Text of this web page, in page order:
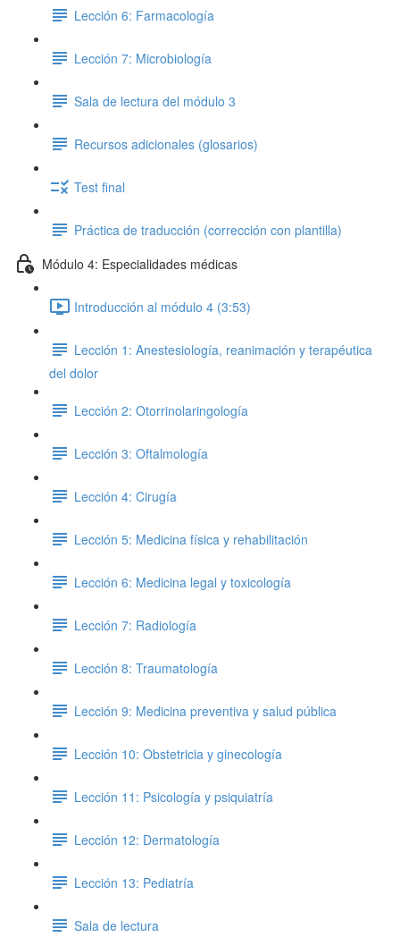
Lección 6: Farmacología
Lección 7: Microbiología
Sala de lectura del módulo 3
Recursos adicionales (glosarios)
Test final
Práctica de traducción (corrección con plantilla)
Módulo 4: Especialidades médicas
Introducción al módulo 4 (3:53)
Lección 1: Anestesiología, reanimación y terapéutica
del dolor
Lección 2: Otorrinolaringología
Lección 3: Oftalmología
Lección 4: Cirugía
Lección 5: Medicina física y rehabilitación
Lección 6: Medicina legal y toxicología
Lección 7: Radiología
Lección 8: Traumatología
Lección 9: Medicina preventiva y salud pública
Lección 10: Obstetricia y ginecología
Lección 11: Psicología y psiquiatría
Lección 12: Dermatología
Lección 13: Pediatría
Sala de lectura